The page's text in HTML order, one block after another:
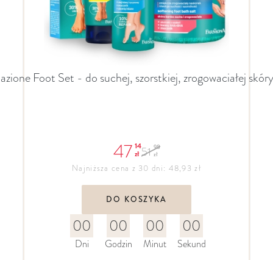
Foot Set - do suchej, szorstkiej, zrogowaciałej
47 14
zł 51 98
zł
Najniższa cena z 30 dni: 48,93 zł
DO KOSZYKA
00
Dni
00
Godzin
00
Minut
00
Sekund